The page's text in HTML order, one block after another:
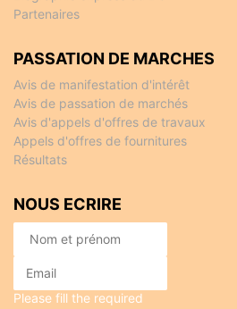
Partenaires
PASSATION DE MARCHES
Avis de manifestation d'intérêt
Avis de passation de marchés
Avis d'appels d'offres de travaux
Appels d'offres de fournitures
Résultats
NOUS ECRIRE
Please fill the required